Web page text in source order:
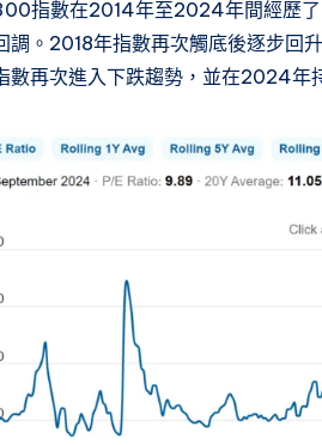
指數在2014年至2024年間經歷
調。2018年指數再次觸底後逐步回
數再次進入下跌趨勢，並在2024年